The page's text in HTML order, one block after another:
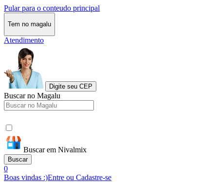
Pular para o conteudo principal
Tem no magalu
Atendimento
Digite seu CEP
Buscar no Magalu
Buscar em Nivalmix
Buscar
0
Boas vindas :)Entre ou Cadastre-se